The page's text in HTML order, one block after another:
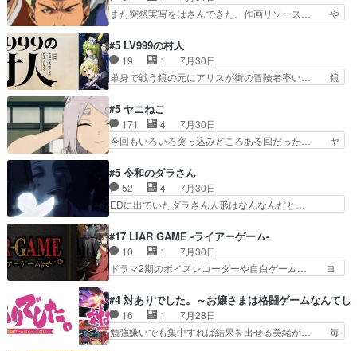
で祓えることは何とな…
のママ向けの漫画で、また涙腺が⋯… 〜漫画に
「想い」をこめよう｣娘に漫画であ… 何回この作
てコミティアっていいなあ。同… コミティア参加
のしおりを徹夜で作る先生(… お母さん、娘にあ
んな漫画描かれたら泣いち…
また突然実写をはさんできた。作画リソース… や
歳まで童貞だと魔法使いになれるという… こっち
の諏訪の三大将もまたクセが強いw色… 頼重が完
全にブレーンだよね毎回敵キャラが… 弧次郎「欲
を我慢して強くなれるなら大飯食… 変化球な演出
ていただきました！最終的に… この高らかなDT
宣言、合田一人に通じるも… この作品は近年稀に
見るおっさんキャラの充…
#5 LV999の村人
19 1
7月30日
単身で戦う鏡の元にアリスが街の冒険者率い… 鏡
なががんばってくれたアリスの父ちゃん… 成長限
界が999である村人と定めた上位存… 大規模バト
ルシーンなのに会話してばっかり… やっぱり勇者
より強かったか笑統率力LV9… 普通の人間の親子
組みか‥Lv200帯の… そのために役割を超越する
者の出現させるた… アリスのお陰で他の勇者達も
共闘してくれ魔…
#5 ヤニねこ
171 4
7月30日
今回もいろいろ突っ込みどころある回だった… ヤ
ちゃんの恋愛話をしたり、タバコを生産… ここう
っすら思ったことズバリ言ってくれて… おかし
い、さわやかだ 世話好きの陰に支配… ヤクねこ
のクワガタ取りの話見て切なくなっ… 普段は選別
れww唐突な作画力の正… なんか今日はかなり一
瞬で終わっちまったっ… 先週と比べてまだまとも
に見えた。4話は過…
#5 令和のダラさん
52 4
7月30日
EDに出ていたダラさん人形はなんなんだと…
惨な過去がきっちり現代に継承されている… ダラ
さんと姉弟の母との出会いの話やはりダ… ダラさ
んの過去話も佳境…げに恐ろしいは人… 第５話感
想：２人の過剰な貢ぎ物?の礼とし… 第５話感
系列が4話と入れ替わってるのね… こんなデカイ
のどうやって運ぶんだよ！？姉… ダラさん、人型
形態にもなれるんか!?w髪…
#17 LIAR GAME -ライアーゲーム-
10 1
7月30日
ドラマ2期のボイスレコーダーや自白ゲーム… ヨ
国の奴らも馬鹿が多いが、夜の国も同じ… ご視聴
ありがとうございました来週もよろし… 握った◯
治郎（中の人的に）仲間であるプレ… ヨコヤの頭
の回転の速さと人間の心理を利用… 夜の国のヨコ
#4 対ありでした。～お嬢さまは格闘ゲームなんてし
16 1
7月28日
勉強嫌いでも集中すれば結果を出せる美緒が… 毎